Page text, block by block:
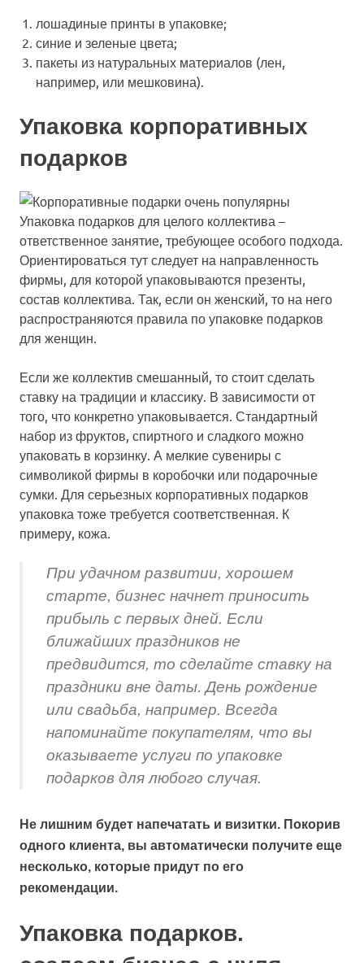
лошадиные принты в упаковке;
синие и зеленые цвета;
пакеты из натуральных материалов (лен,
например, или мешковина).
Упаковка корпоративных
подарков
Упаковка подарков для целого коллектива –
ответственное занятие, требующее особого подхода.
Ориентироваться тут следует на направленность
фирмы, для которой упаковываются презенты,
состав коллектива. Так, если он женский, то на него
распространяются правила по упаковке подарков
для женщин.
Если же коллектив смешанный, то стоит сделать
ставку на традиции и классику. В зависимости от
того, что конкретно упаковывается. Стандартный
набор из фруктов, спиртного и сладкого можно
упаковать в корзинку. А мелкие сувениры с
символикой фирмы в коробочки или подарочные
сумки. Для серьезных корпоративных подарков
упаковка тоже требуется соответственная. К
примеру, кожа.
При удачном развитии, хорошем
старте, бизнес начнет приносить
прибыль с первых дней. Если
ближайших праздников не
предвидится, то сделайте ставку на
праздники вне даты. День рождение
или свадьба, например. Всегда
напоминайте покупателям, что вы
оказываете услуги по упаковке
подарков для любого случая.
Не лишним будет напечатать и визитки. Покорив
одного клиента, вы автоматически получите еще
несколько, которые придут по его
рекомендации.
Упаковка подарков.